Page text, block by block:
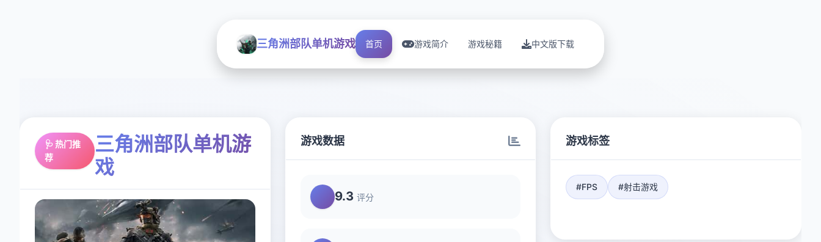
三角洲部队单机游戏 首页 游戏简介 游戏秘籍 中文版下载
🩺 热门推
荐
三角洲部队单机游
戏
游戏数据
9.3 评分
游戏标签
#FPS #射击游戏